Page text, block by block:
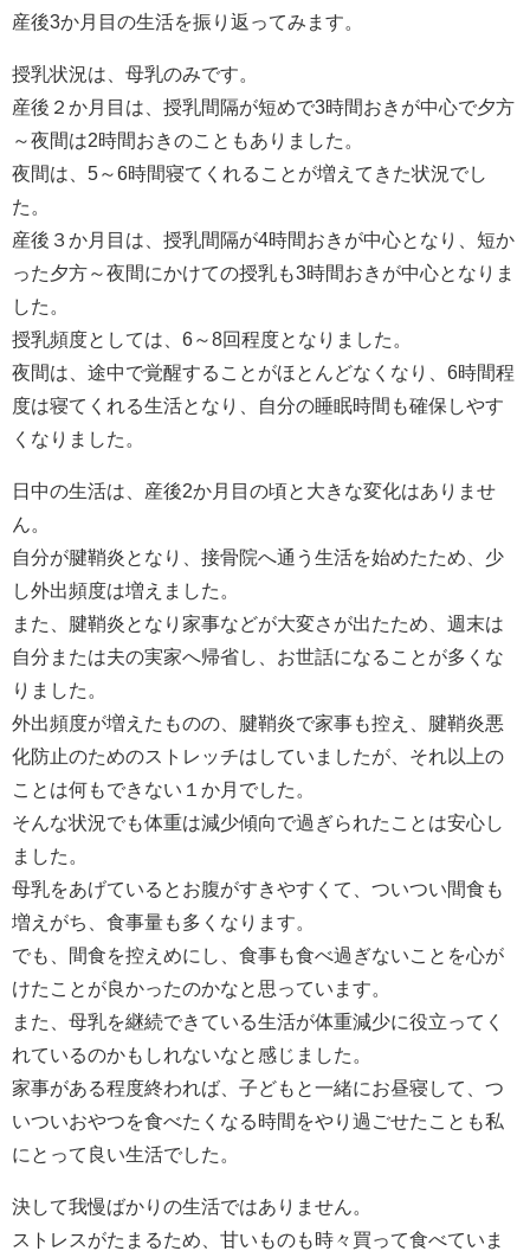
産後3か月目の生活を振り返ってみます。
授乳状況は、母乳のみです。
産後２か月目は、授乳間隔が短めで3時間おきが中心で夕方
～夜間は2時間おきのこともありました。
夜間は、5～6時間寝てくれることが増えてきた状況でし
た。
産後３か月目は、授乳間隔が4時間おきが中心となり、短か
った夕方～夜間にかけての授乳も3時間おきが中心となりま
した。
授乳頻度としては、6～8回程度となりました。
夜間は、途中で覚醒することがほとんどなくなり、6時間程
度は寝てくれる生活となり、自分の睡眠時間も確保しやす
くなりました。
日中の生活は、産後2か月目の頃と大きな変化はありませ
ん。
自分が腱鞘炎となり、接骨院へ通う生活を始めたため、少
し外出頻度は増えました。
また、腱鞘炎となり家事などが大変さが出たため、週末は
自分または夫の実家へ帰省し、お世話になることが多くな
りました。
外出頻度が増えたものの、腱鞘炎で家事も控え、腱鞘炎悪
化防止のためのストレッチはしていましたが、それ以上の
ことは何もできない１か月でした。
そんな状況でも体重は減少傾向で過ぎられたことは安心し
ました。
母乳をあげているとお腹がすきやすくて、ついつい間食も
増えがち、食事量も多くなります。
でも、間食を控えめにし、食事も食べ過ぎないことを心が
けたことが良かったのかなと思っています。
また、母乳を継続できている生活が体重減少に役立ってく
れているのかもしれないなと感じました。
家事がある程度終われば、子どもと一緒にお昼寝して、つ
いついおやつを食べたくなる時間をやり過ごせたことも私
にとって良い生活でした。
決して我慢ばかりの生活ではありません。
ストレスがたまるため、甘いものも時々買って食べていま